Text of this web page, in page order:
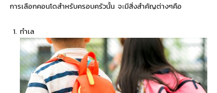
การเลือกคอนโดสำหรับครอบครัวนั้น จะมีสิ่งสำคัญต่างๆคือ
ทำเล